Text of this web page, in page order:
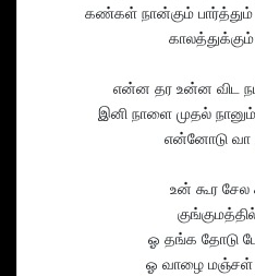
கண்கள் நான்கும்
என்ன தர உன்ன விட
இனி நாளை முதல்
என்னோடு வா
உன் கூர சேல
ஓ தங்க தோடு
ஓ வாழை